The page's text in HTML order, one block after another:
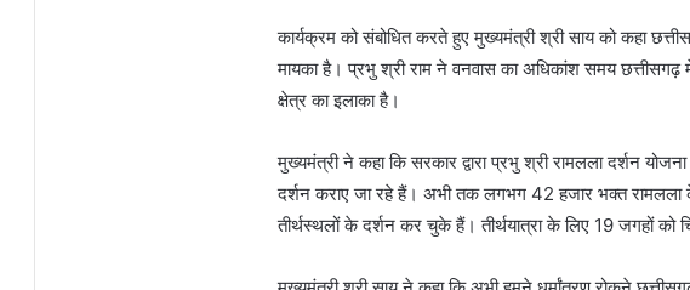
कार्यक्रम को संबोधित करते हुए मुख्यमंत्री श्री साय को कहा
मायका है। प्रभु श्री राम ने वनवास का अधिकांश समय छत्तीसगढ़
क्षेत्र का इलाका है।
मुख्यमंत्री ने कहा कि सरकार द्वारा प्रभु श्री रामलला दर्शन
दर्शन कराए जा रहे हैं। अभी तक लगभग 42 हजार भक्त
तीर्थस्थलों के दर्शन कर चुके हैं। तीर्थयात्रा के लिए 19 जगहों को